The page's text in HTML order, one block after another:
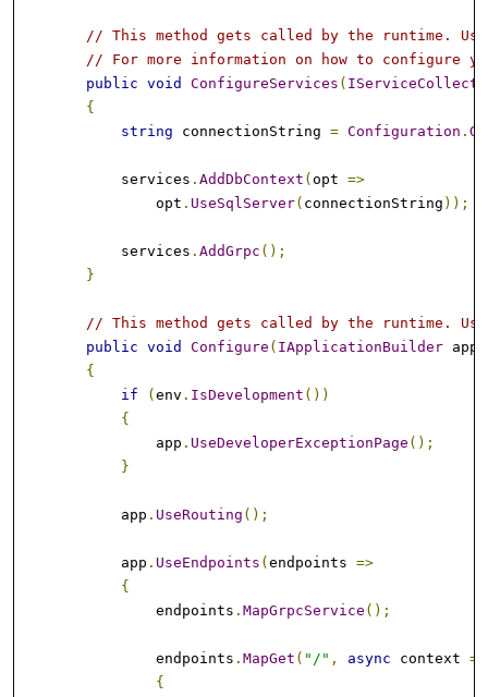
// This method gets called by the runtime.
// For more information on how to configure
public void ConfigureServices (
{
string connectionString = Configuration .
            services
. AddDbContext ( opt =>
                opt
. UseSqlServer( connectionString ));
            services
. AddGrpc ();
}
// This method gets called by the runtime.
public void Configure ( IApplicationBuilder app
{
if
( env . IsDevelopment ())
{
                app
. UseDeveloperExceptionPage ();
}
            app
. UseRouting ();
            app
. UseEndpoints ( endpoints =>
{
                endpoints
. MapGrpcService ();
                endpoints
. MapGet ( "/" , async context =>
{